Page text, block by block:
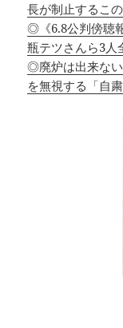
長が制止するこ
◎《6.8公判傍聴
瓶テツさんら3人
◎廃炉は出来な
を無視する「自